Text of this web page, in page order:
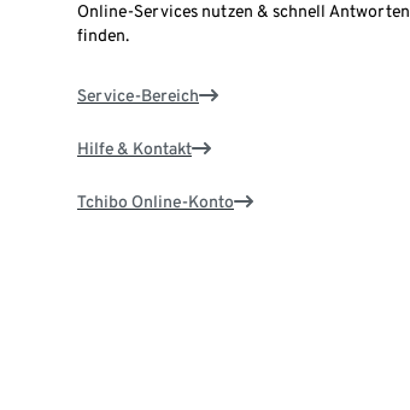
Online-Services nutzen & schnell Antworten
finden.
Service-Bereich
Hilfe & Kontakt
Tchibo Online-Konto